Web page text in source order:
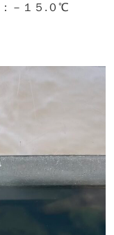
－１５.０℃